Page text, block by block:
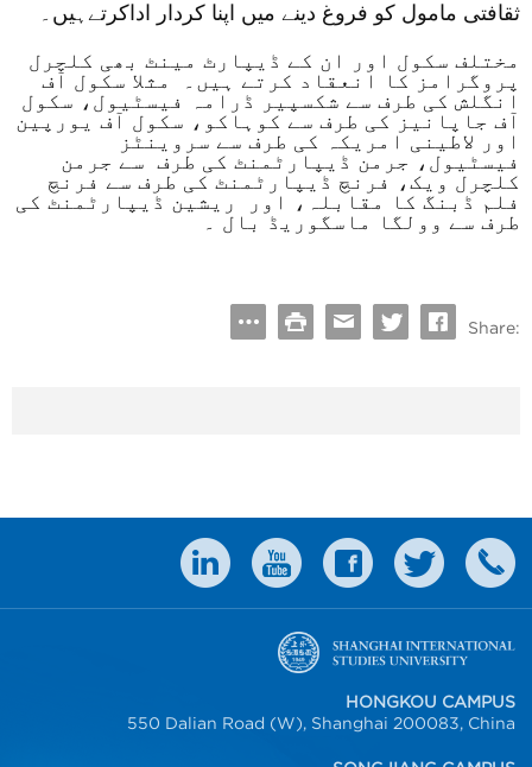
ثقافتی مامول کو فروغ دینے میں اپنا کردار اداکرتےہیں۔
مختلف سکول اور ان کے ڈیپارٹ مینٹ بھی کلچرل
پروگرامز کا انعقاد کرتے ہیں۔ مثلا سکول آف
انگلش کی طرف سے شکسپیر ڈرامہ فیسٹیول، سکول
آف جاپانیز کی طرف سے کوہاکو، سکول آف یورپین
اور لاطینی امریکہ کی طرف سے سروینٹز
فیسٹیول، جرمن ڈیپارٹمنٹ کی طرف سے جرمن
کلچرل ویک، فرنچ ڈیپارٹمنٹ کی طرف سے فرنچ
فلم ڈبنگ کا مقابلہ، اور ریشین ڈیپارٹمنٹ کی
طرف سے وولگا ماسگوریڈ بال ۔
Share:
HONGKOU CAMPUS
550 Dalian Road (W), Shanghai 200083, China